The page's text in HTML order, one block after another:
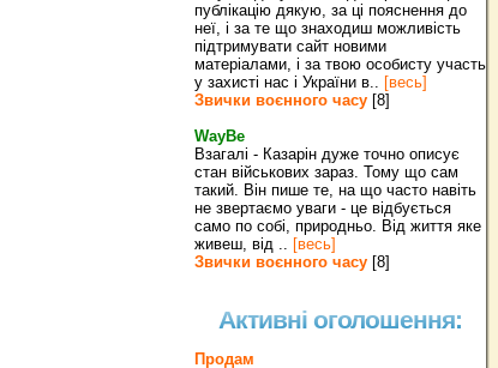
публікацію дякую, за ці пояснення до
неї, і за те що знаходиш можливість
підтримувати сайт новими
матеріалами, і за твою особисту участь
у захисті нас і України в.. [весь]
Звички воєнного часу [8]
WayBe
Взагалі - Казарін дуже точно описує
стан військових зараз. Тому що сам
такий. Він пише те, на що часто навіть
не звертаємо уваги - це відбується
само по собі, природньо. Від життя яке
живеш, від .. [весь]
Звички воєнного часу [8]
Активні оголошення:
Продам